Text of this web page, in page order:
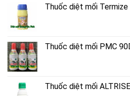
Thuốc diệt mối Termize
Thuốc diệt mối PMC
Thuốc diệt mối